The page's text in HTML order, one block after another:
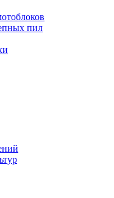
пил